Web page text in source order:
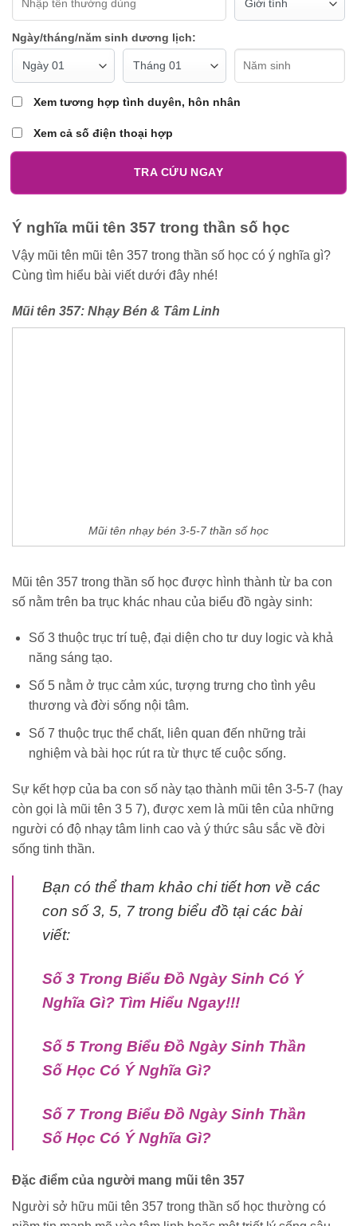
Ngày/tháng/năm sinh dương lịch:
Xem tương hợp tình duyên, hôn nhân
Xem cả số điện thoại hợp
TRA CỨU NGAY
Ý nghĩa mũi tên 357 trong thần số học
Vậy mũi tên mũi tên 357 trong thần số học có ý nghĩa gì?
Cùng tìm hiểu bài viết dưới đây nhé!
Mũi tên 357: Nhạy Bén & Tâm Linh
Mũi tên nhạy bén 3-5-7 thần số học
Mũi tên 357 trong thần số học được hình thành từ ba con
số nằm trên ba trục khác nhau của biểu đồ ngày sinh:
Số 3 thuộc trục trí tuệ, đại diện cho tư duy logic và khả
năng sáng tạo.
Số 5 nằm ở trục cảm xúc, tượng trưng cho tình yêu
thương và đời sống nội tâm.
Số 7 thuộc trục thể chất, liên quan đến những trải
nghiệm và bài học rút ra từ thực tế cuộc sống.
Sự kết hợp của ba con số này tạo thành mũi tên 3-5-7 (hay
còn gọi là mũi tên 3 5 7), được xem là mũi tên của những
người có độ nhạy tâm linh cao và ý thức sâu sắc về đời
sống tinh thần.
Bạn có thể tham khảo chi tiết hơn về các
con số 3, 5, 7 trong biểu đồ tại các bài
viết:
Số 3 Trong Biểu Đồ Ngày Sinh Có Ý
Nghĩa Gì? Tìm Hiểu Ngay!!!
Số 5 Trong Biểu Đồ Ngày Sinh Thần
Số Học Có Ý Nghĩa Gì?
Số 7 Trong Biểu Đồ Ngày Sinh Thần
Số Học Có Ý Nghĩa Gì?
Đặc điểm của người mang mũi tên 357
Người sở hữu mũi tên 357 trong thần số học thường có